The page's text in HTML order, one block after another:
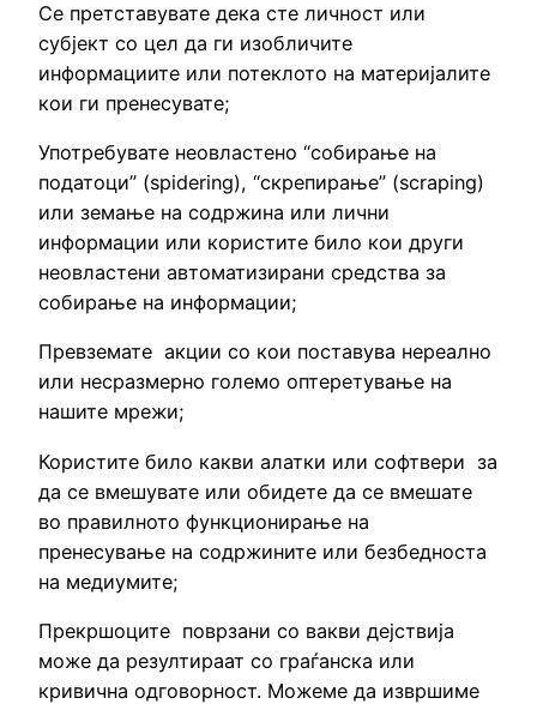
Се претставувате дека сте личност или
субјект со цел да ги изобличите
информациите или потеклото на материјалите
кои ги пренесувате;
Употребувате неовластено “собирање на
податоци” (spidering), “скрепирање” (scraping)
или земање на содржина или лични
информации или користите било кои други
неовластени автоматизирани средства за
собирање на информации;
Превземате акции со кои поставува нереално
или несразмерно големо оптеретување на
нашите мрежи;
Користите било какви алатки или софтвери за
да се вмешувате или обидете да се вмешате
во правилното функционирање на
пренесување на содржините или безбедноста
на медиумите;
Прекршоците поврзани со вакви дејствија
може да резултираат со граѓанска или
кривична одговорност. Можеме да извршиме